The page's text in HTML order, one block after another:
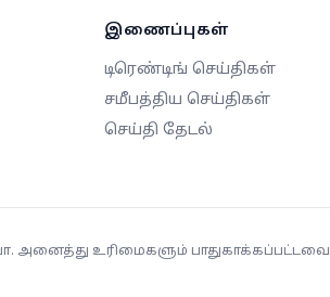
இணைப்புகள்
டிரெண்டிங் செய்திகள்
சமீபத்திய செய்திகள்
செய்தி தேடல்
அனைத்து உரிமைகளும்